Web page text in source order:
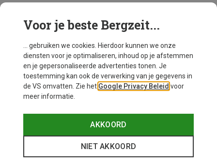
Mogelijk interessant voor je
Voor je beste Bergzeit...
... gebruiken we cookies. Hierdoor kunnen we onze
diensten voor je optimaliseren, inhoud op je afstemmen
en je gepersonaliseerde advertenties tonen. Je
toestemming kan ook de verwerking van je gegevens in
de VS omvatten. Zie het Google Privacy Beleid voor
meer informatie.
AKKOORD
NIET AKKOORD